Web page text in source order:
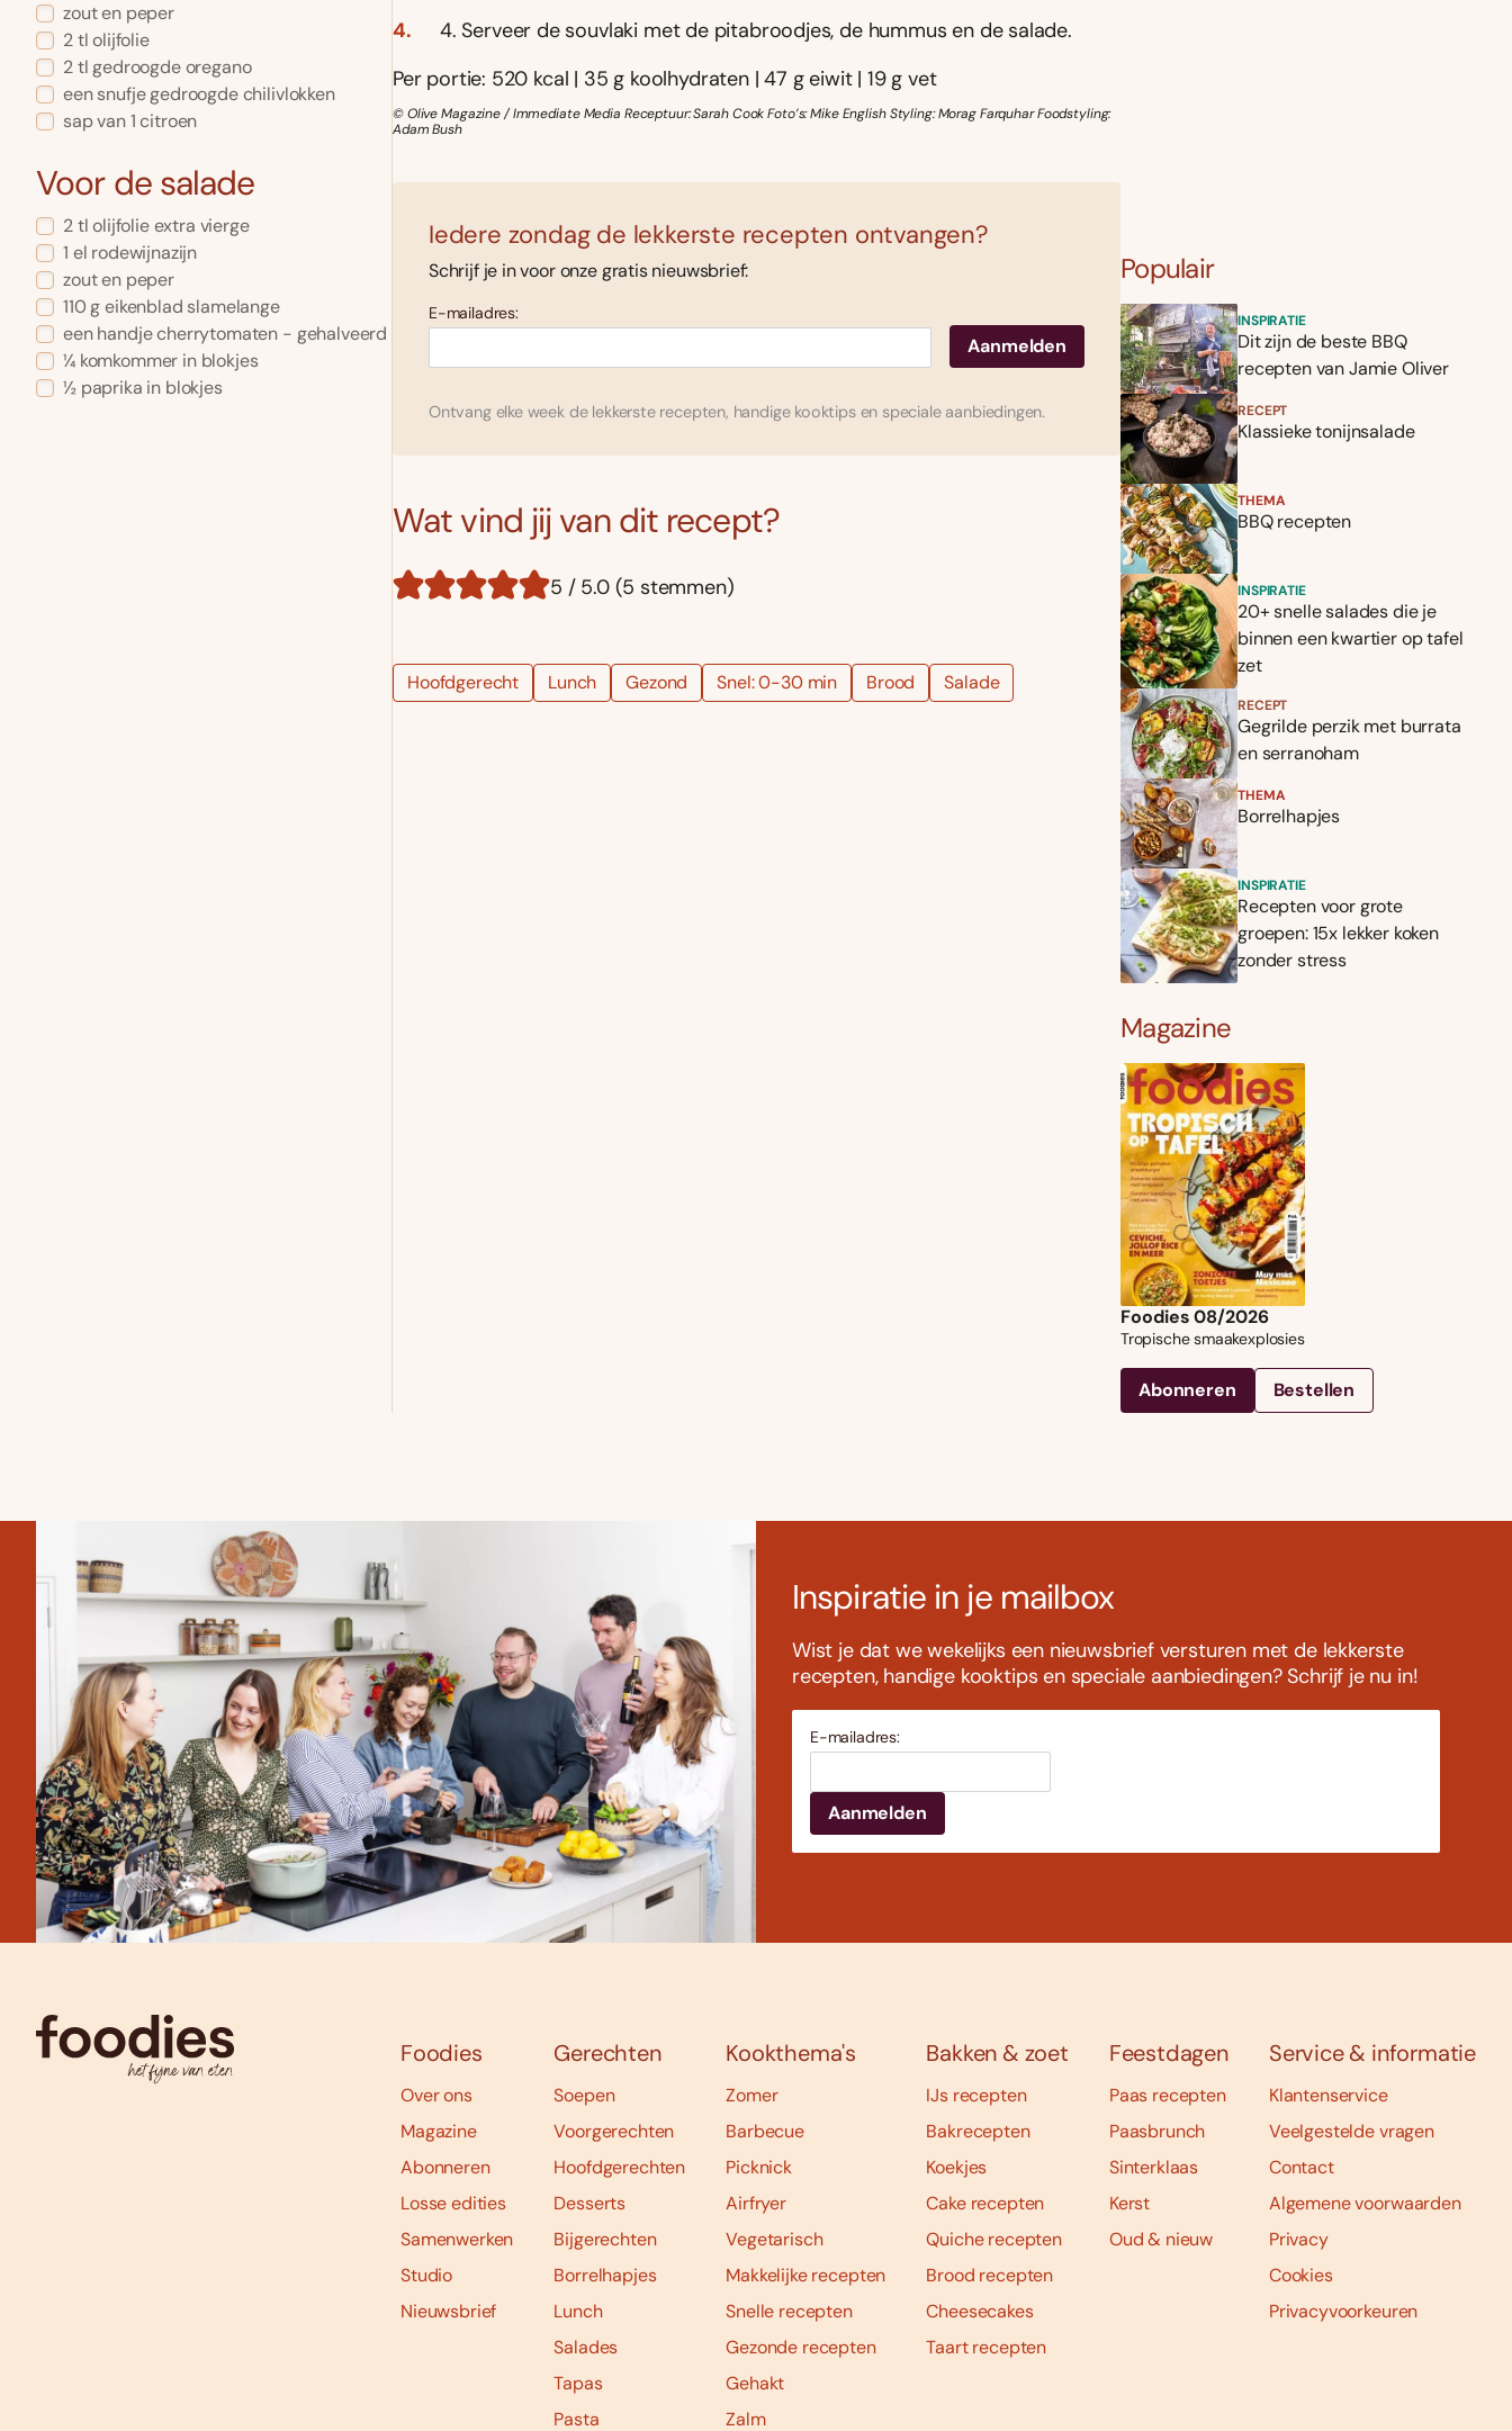
zout en peper
2 tl olijfolie
2 tl gedroogde oregano
een snufje gedroogde chilivlokken
sap van 1 citroen
Voor de salade
2 tl olijfolie extra vierge
1 el rodewijnazijn
zout en peper
110 g eikenblad slamelange
een handje cherrytomaten - gehalveerd
¼ komkommer in blokjes
½ paprika in blokjes
4. Serveer de souvlaki met de pitabroodjes, de hummus en de salade.
Per portie: 520 kcal | 35 g koolhydraten | 47 g eiwit | 19 g vet
© Olive Magazine / Immediate Media Receptuur: Sarah Cook Foto’s: Mike English Styling: Morag Farquhar Foodstyling:
Adam Bush
Iedere zondag de lekkerste recepten ontvangen?
Schrijf je in voor onze gratis nieuwsbrief:
E-mailadres:
Ontvang elke week de lekkerste recepten, handige kooktips en speciale aanbiedingen.
Wat vind jij van dit recept?
5 / 5.0 (5 stemmen)
Hoofdgerecht Lunch Gezond Snel: 0-30 min Brood Salade
Populair
INSPIRATIE
Dit zijn de beste BBQ
recepten van Jamie Oliver
RECEPT
Klassieke tonijnsalade
THEMA
BBQ recepten
INSPIRATIE
20+ snelle salades die je
binnen een kwartier op tafel
zet
RECEPT
Gegrilde perzik met burrata
en serranoham
THEMA
Borrelhapjes
INSPIRATIE
Recepten voor grote
groepen: 15x lekker koken
zonder stress
Magazine
Foodies 08/2026
Tropische smaakexplosies
Abonneren Bestellen
Inspiratie in je mailbox
Wist je dat we wekelijks een nieuwsbrief versturen met de lekkerste
recepten, handige kooktips en speciale aanbiedingen? Schrijf je nu in!
E-mailadres:
Foodies
Over ons
Magazine
Abonneren
Losse edities
Samenwerken
Studio
Nieuwsbrief
Gerechten
Soepen
Voorgerechten
Hoofdgerechten
Desserts
Bijgerechten
Borrelhapjes
Lunch
Salades
Tapas
Pasta
Kookthema's
Zomer
Barbecue
Picknick
Airfryer
Vegetarisch
Makkelijke recepten
Snelle recepten
Gezonde recepten
Gehakt
Zalm
Bakken & zoet
IJs recepten
Bakrecepten
Koekjes
Cake recepten
Quiche recepten
Brood recepten
Cheesecakes
Taart recepten
Feestdagen
Paas recepten
Paasbrunch
Sinterklaas
Kerst
Oud & nieuw
Service & informatie
Klantenservice
Veelgestelde vragen
Contact
Algemene voorwaarden
Privacy
Cookies
Privacyvoorkeuren